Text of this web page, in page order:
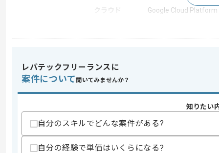
クラウド
Google Cloud Platform
業務内容
新規開発 , 追加開発
特徴
スキル
求めるスキル
・Pythonを用いた開発経験
・オブジェクト指向らしい高い改修性
- REST APIまたはMVCフレームワーク
レバテックフリーランスに
案件について 聞いてみませんか？
知りたい
自分のスキルでどんな案件がある?
自分の経験で単価はいくらになる?